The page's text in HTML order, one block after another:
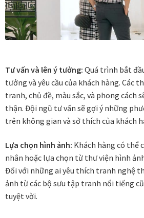
Liên Diệp collection
Liên Hoa – Tranh hoa sen sơn mài
Reflections by the River
Saigon In Monochrome
Thịnh Vượng Collection
Tranh ánh kim Collection
Tranh điêu khắc gỗ Collection
Tranh sơn mài Thư Pháp
Tư vấn và lên ý tưởng: Quá trình bắt
tưởng và yêu cầu của khách hàng. Các
tranh, chủ đề, màu sắc, và phong cách
thận. Đội ngũ tư vấn sẽ gợi ý những
trên không gian và sở thích của khách
Lựa chọn hình ảnh: Khách hàng có thể
nhân hoặc lựa chọn từ thư viện hình
Đối với những ai yêu thích tranh nghệ
ảnh từ các bộ sưu tập tranh nổi tiếng
tuyệt vời.